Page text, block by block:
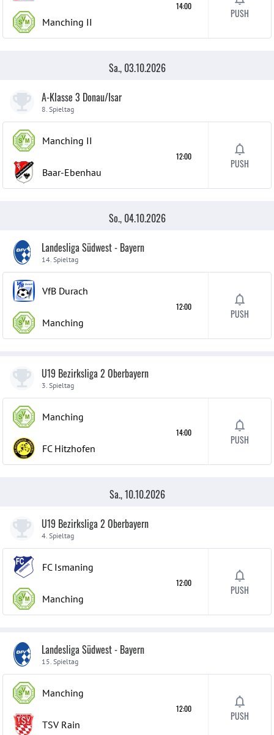
Manching II
14:00
PUSH
Sa., 03.10.2026
A-Klasse 3 Donau/Isar
8. Spieltag
Manching II
Baar-Ebenhau
12:00
PUSH
So., 04.10.2026
Landesliga Südwest - Bayern
14. Spieltag
VfB Durach
Manching
12:00
PUSH
U19 Bezirksliga 2 Oberbayern
3. Spieltag
Manching
FC Hitzhofen
14:00
PUSH
Sa., 10.10.2026
U19 Bezirksliga 2 Oberbayern
4. Spieltag
FC Ismaning
Manching
12:00
PUSH
Landesliga Südwest - Bayern
15. Spieltag
Manching
TSV Rain
12:00
PUSH